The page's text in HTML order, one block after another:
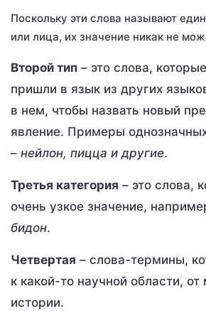
Поскольку эти слова называют
или лица, их значение никак не
Второй тип – это слова,
пришли в язык из других
в нем, чтобы назвать новый
явление. Примеры
– нейлон, пицца и другие.
Третья категория – это слова,
очень узкое значение,
бидон.
Четвертая – слова-термины,
к какой-то научной области,
истории.